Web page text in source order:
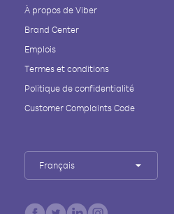
À propos de Viber
Brand Center
Emplois
Termes et conditions
Politique de confidentialité
Customer Complaints Code
Français